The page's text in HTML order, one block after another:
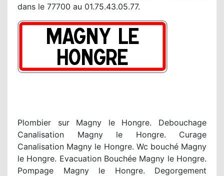
dans le 77700 au 01.75.43.05.77.
Plombier sur Magny le Hongre. Debouchage
Canalisation Magny le Hongre. Curage
Canalisation Magny le Hongre. Wc bouché Magny
le Hongre. Evacuation Bouchée Magny le Hongre.
Pompage Magny le Hongre. Degorgement